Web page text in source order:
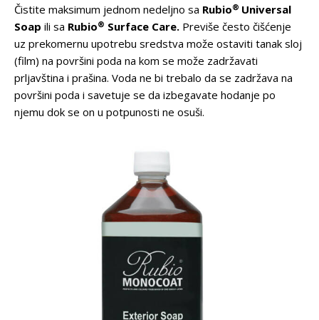
Čistite maksimum jednom nedeljno sa Rubio® Universal
Soap ili sa Rubio® Surface Care. Previše često čišćenje
uz prekomernu upotrebu sredstva može ostaviti tanak sloj
(film) na površini poda na kom se može zadržavati
prljavština i prašina. Voda ne bi trebalo da se zadržava na
površini poda i savetuje se da izbegavate hodanje po
njemu dok se on u potpunosti ne osuši.